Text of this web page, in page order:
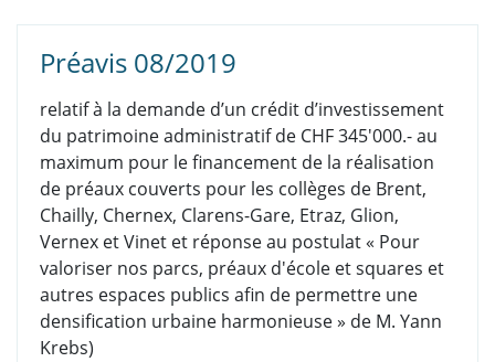
Préavis 08/2019
relatif à la demande d’un crédit d’investissement
du patrimoine administratif de CHF 345'000.- au
maximum pour le financement de la réalisation
de préaux couverts pour les collèges de Brent,
Chailly, Chernex, Clarens-Gare, Etraz, Glion,
Vernex et Vinet et réponse au postulat « Pour
valoriser nos parcs, préaux d'école et squares et
autres espaces publics afin de permettre une
densification urbaine harmonieuse » de M. Yann
Krebs)